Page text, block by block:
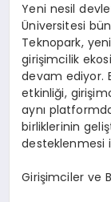
Yeni nesil
Üniversitesi
Teknopark,
girişimcilik
devam ediyor.
etkinliği,
aynı
birliklerinin
desteklenmesi
Girişimciler ve